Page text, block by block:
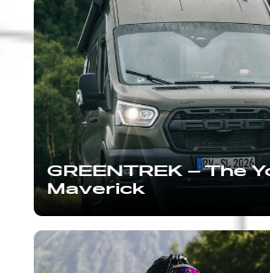
GREENTREK – The
Maverick